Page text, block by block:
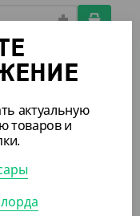
актуальную
товаров и